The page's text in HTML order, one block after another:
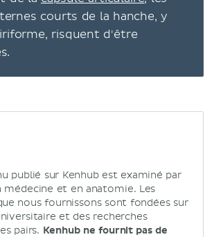
courts de la hanche, y
risquent d'être
publié sur Kenhub est examiné par
médecine et en anatomie. Les
nous fournissons sont fondées sur
et des recherches
pairs. Kenhub ne fournit pas de